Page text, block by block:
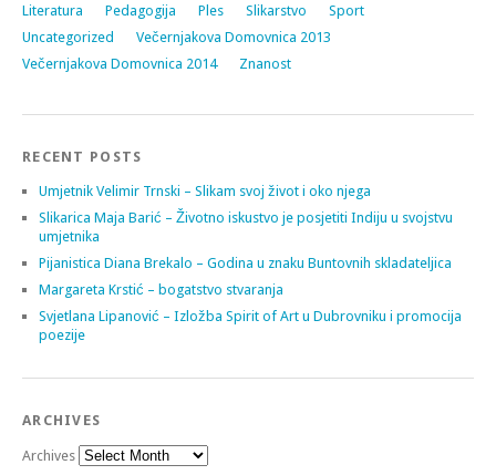
Literatura
Pedagogija Ples Slikarstvo
Sport
Uncategorized
Večernjakova Domovnica 2013
Večernjakova Domovnica 2014
Znanost
RECENT POSTS
Umjetnik Velimir Trnski – Slikam svoj život i oko njega
Slikarica Maja Barić – Životno iskustvo je posjetiti Indiju u svojstvu
umjetnika
Pijanistica Diana Brekalo – Godina u znaku Buntovnih skladateljica
Margareta Krstić – bogatstvo stvaranja
Svjetlana Lipanović – Izložba Spirit of Art u Dubrovniku i promocija
poezije
ARCHIVES
Archives